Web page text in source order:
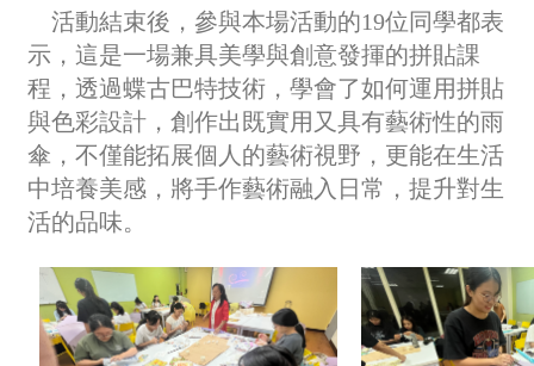
活動結束後，參與本場活動的19位同學都表
示，這是一場兼具美學與創意發揮的拼貼課
程，透過蝶古巴特技術，學會了如何運用拼貼
與色彩設計，創作出既實用又具有藝術性的雨
傘，不僅能拓展個人的藝術視野，更能在生活
中培養美感，將手作藝術融入日常，提升對生
活的品味。